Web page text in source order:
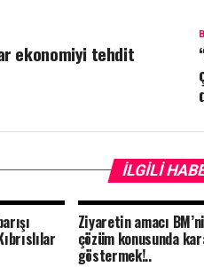
ekonomiyi tehdit
İLGILI
Ziyaretin amacı
çözüm konusunda
göstermek!..